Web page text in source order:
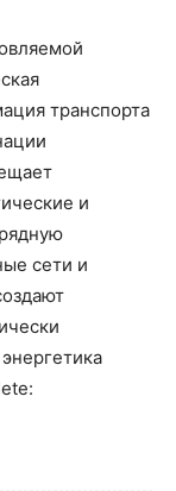
транспорта
и
сети и